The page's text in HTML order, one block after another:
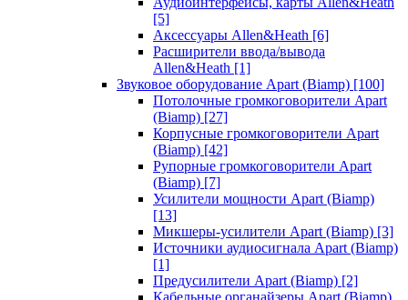
[5]
Аксессуары Allen&Heath [6]
Расширители ввода/вывода
Allen&Heath [1]
Звуковое оборудование Apart (Biamp) [100]
Потолочные громкоговорители Apart
(Biamp) [27]
Корпусные громкоговорители Apart
(Biamp) [42]
Рупорные громкоговорители Apart
(Biamp) [7]
Усилители мощности Apart (Biamp)
[13]
Микшеры-усилители Apart (Biamp) [3]
Источники аудиосигнала Apart (Biamp)
[1]
Предусилители Apart (Biamp) [2]
Кабельные органайзеры Apart (Biamp)